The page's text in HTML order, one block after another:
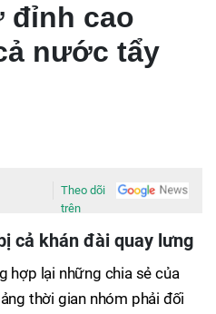
đỉnh cao
nước tẩy
Theo dõi
trên
cả khán đài quay lưng
hợp lại những chia sẻ của
thời gian nhóm phải đối